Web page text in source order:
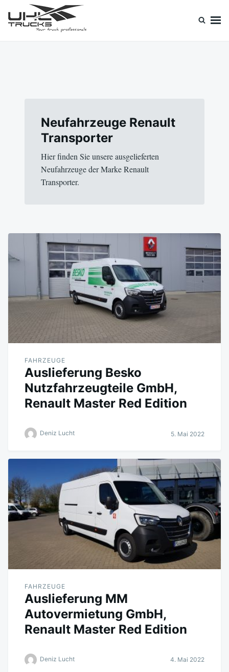
Search
for:
Neufahrzeuge Renault
Transporter
Hier finden Sie unsere ausgelieferten
Neufahrzeuge der Marke Renault
Transporter.
FAHRZEUGE
Auslieferung Besko
Nutzfahrzeugteile GmbH,
Renault Master Red Edition
Deniz Lucht 5. Mai 2022
FAHRZEUGE
Auslieferung MM
Autovermietung GmbH,
Renault Master Red Edition
Deniz Lucht 4. Mai 2022